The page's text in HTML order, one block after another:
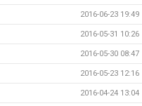
2016-06-23 19:49
2016-05-31 10:26
2016-05-30 08:47
2016-05-23 12:16
2016-04-24 13:04